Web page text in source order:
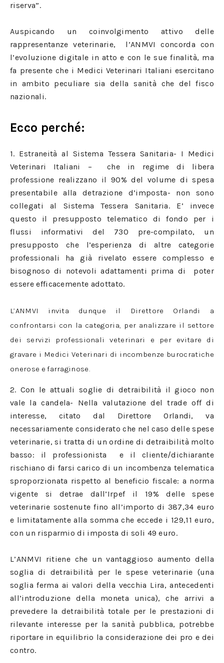
riserva”.
Auspicando un coinvolgimento attivo delle
rappresentanze veterinarie, l’ANMVI concorda con
l’evoluzione digitale in atto e con le sue finalità, ma
fa presente che i Medici Veterinari Italiani esercitano
in ambito peculiare sia della sanità che del fisco
nazionali.
Ecco perché:
1. Estraneità al Sistema Tessera Sanitaria- I Medici
Veterinari Italiani – che in regime di libera
professione realizzano il 90% del volume di spesa
presentabile alla detrazione d’imposta- non sono
collegati al Sistema Tessera Sanitaria. E’ invece
questo il presupposto telematico di fondo per i
flussi informativi del 730 pre-compilato, un
presupposto che l’esperienza di altre categorie
professionali ha già rivelato essere complesso e
bisognoso di notevoli adattamenti prima di poter
essere efficacemente adottato.
L’ANMVI invita dunque il Direttore Orlandi a
confrontarsi con la categoria, per analizzare il settore
dei servizi professionali veterinari e per evitare di
gravare i Medici Veterinari di incombenze burocratiche
onerose e farraginose.
2. Con le attuali soglie di detraibilità il gioco non
vale la candela- Nella valutazione del trade off di
interesse, citato dal Direttore Orlandi, va
necessariamente considerato che nel caso delle spese
veterinarie, si tratta di un ordine di detraibilità molto
basso: il professionista e il cliente/dichiarante
rischiano di farsi carico di un incombenza telematica
sproporzionata rispetto al beneficio fiscale: a norma
vigente si detrae dall’Irpef il 19% delle spese
veterinarie sostenute fino all’importo di 387,34 euro
e limitatamente alla somma che eccede i 129,11 euro,
con un risparmio di imposta di soli 49 euro.
L’ANMVI ritiene che un vantaggioso aumento della
soglia di detraibilità per le spese veterinarie (una
soglia ferma ai valori della vecchia Lira, antecedenti
all’introduzione della moneta unica), che arrivi a
prevedere la detraibilità totale per le prestazioni di
rilevante interesse per la sanità pubblica, potrebbe
riportare in equilibrio la considerazione dei pro e dei
contro.